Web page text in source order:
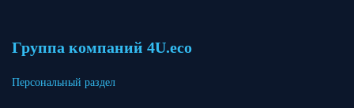
Группа компаний 4U.eco
Персональный раздел